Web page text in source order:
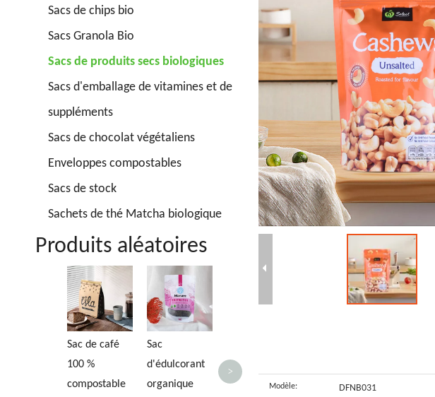
Sacs de chips bio
Sacs Granola Bio
Sacs de produits secs biologiques
Sacs d'emballage de vitamines et de
suppléments
Sacs de chocolat végétaliens
Enveloppes compostables
Sacs de stock
Sachets de thé Matcha biologique
Produits aléatoires
Sac de café
100 %
compostable
Sac
d'édulcorant
organique
Sachets de
thé au café
Pochette
plate
biologique
>
Modèle: DFNB031